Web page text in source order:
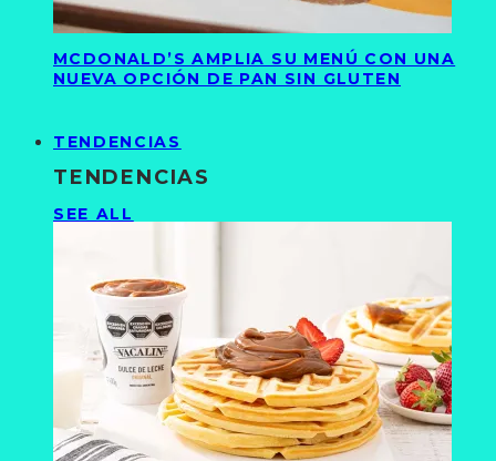
MCDONALD’S AMPLIA SU MENÚ CON UNA
NUEVA OPCIÓN DE PAN SIN GLUTEN
TENDENCIAS
TENDENCIAS
SEE ALL